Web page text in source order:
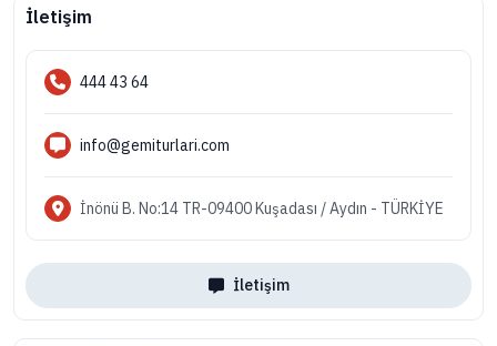
İletişim
444 43 64
info@gemiturlari.com
İnönü B. No:14 TR-09400 Kuşadası / Aydın - TÜRKİYE
İletişim